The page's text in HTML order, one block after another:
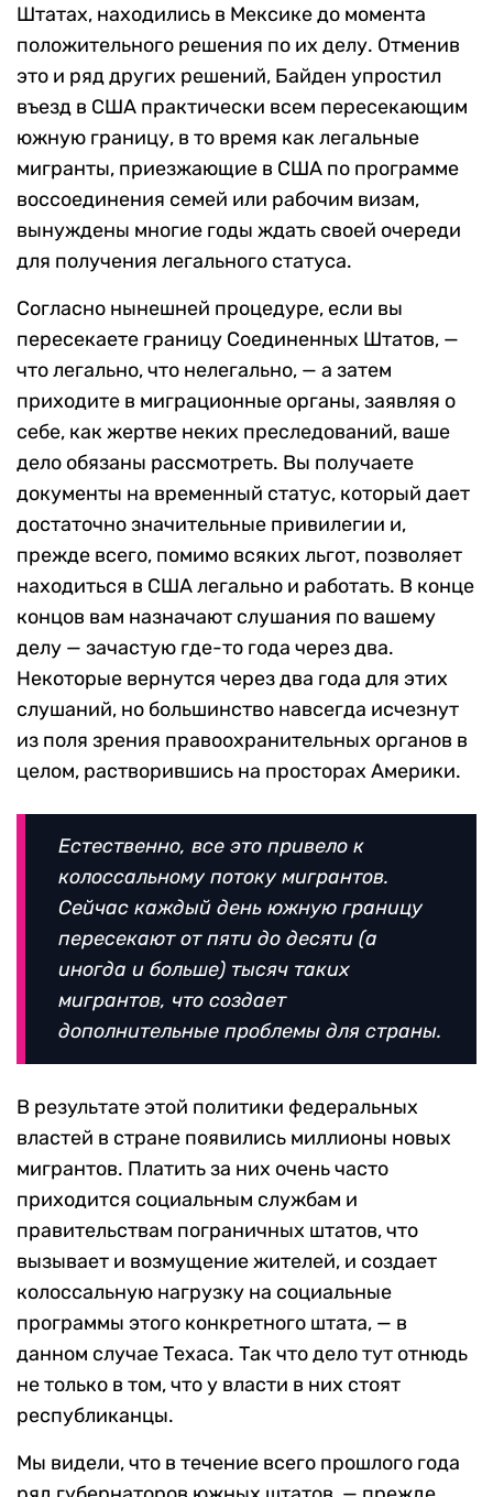
Штатах, находились в Мексике до момента
положительного решения по их делу. Отменив
это и ряд других решений, Байден упростил
въезд в США практически всем пересекающим
южную границу, в то время как легальные
мигранты, приезжающие в США по программе
воссоединения семей или рабочим визам,
вынуждены многие годы ждать своей очереди
для получения легального статуса.
Согласно нынешней процедуре, если вы
пересекаете границу Соединенных Штатов, —
что легально, что нелегально, — а затем
приходите в миграционные органы, заявляя о
себе, как жертве неких преследований, ваше
дело обязаны рассмотреть. Вы получаете
документы на временный статус, который дает
достаточно значительные привилегии и,
прежде всего, помимо всяких льгот, позволяет
находиться в США легально и работать. В конце
концов вам назначают слушания по вашему
делу — зачастую где-то года через два.
Некоторые вернутся через два года для этих
слушаний, но большинство навсегда исчезнут
из поля зрения правоохранительных органов в
целом, растворившись на просторах Америки.
Естественно, все это привело к
колоссальному потоку мигрантов.
Сейчас каждый день южную границу
пересекают от пяти до десяти (а
иногда и больше) тысяч таких
мигрантов, что создает
дополнительные проблемы для страны.
В результате этой политики федеральных
властей в стране появились миллионы новых
мигрантов. Платить за них очень часто
приходится социальным службам и
правительствам пограничных штатов, что
вызывает и возмущение жителей, и создает
колоссальную нагрузку на социальные
программы этого конкретного штата, — в
данном случае Техаса. Так что дело тут отнюдь
не только в том, что у власти в них стоят
республиканцы.
Мы видели, что в течение всего прошлого года